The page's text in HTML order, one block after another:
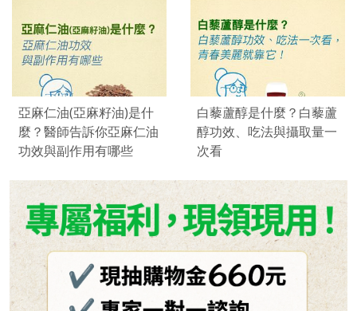
亞麻仁油(亞麻籽油)是什
麼？醫師告訴你亞麻仁油
功效與副作用有哪些
白藜蘆醇是什麼？白藜蘆
醇功效、吃法與攝取量一
次看